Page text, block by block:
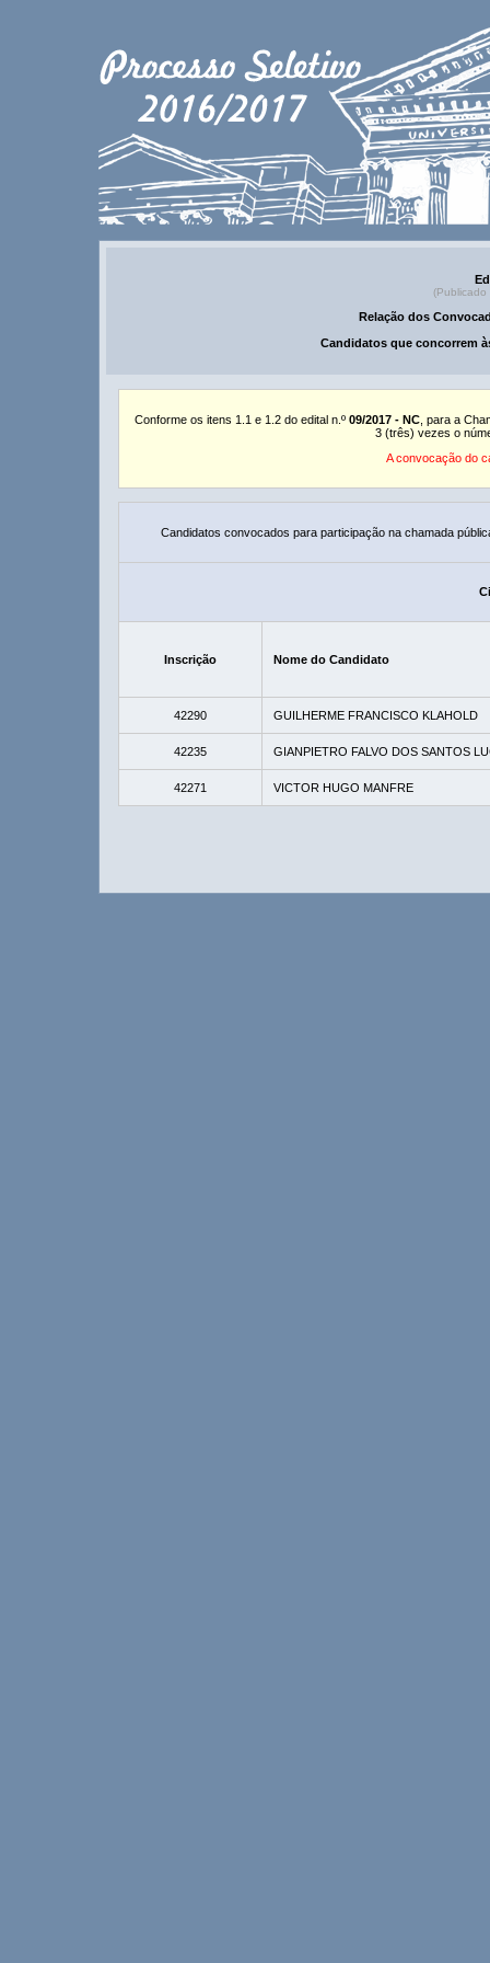
(Publicado
Relação dos
Candidatos que concorrem
Conforme os itens 1.1 e 1.2 do edital n.º 09/2017 - NC , para a
3 (três) vezes o
A convocação do
Candidatos convocados para participação na chamada
Inscrição Nome do Candidato
42290 GUILHERME FRANCISCO KLAHOLD
42235 GIANPIETRO FALVO DOS SANTOS
42271 VICTOR HUGO MANFRE